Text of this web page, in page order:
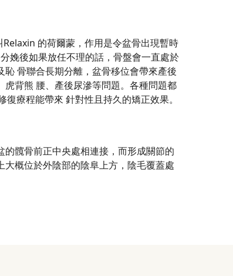
的荷爾蒙，作用是令盆骨出現暫時
娩後如果放任不理的話，骨盤會一直處於
骨聯合長期分離，盆骨移位會帶來產後
背熊 腰、產後尿滲等問題。各種問題都
療程能帶來 針對性且持久的矯正效果。
髖骨前正中央處相連接，而形成關節的
概位於外陰部的陰阜上方，陰毛覆蓋處